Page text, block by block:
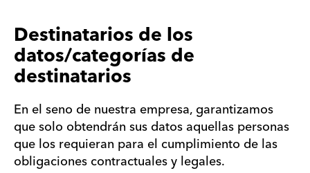
Destinatarios de los
datos/categorías de
destinatarios
En el seno de nuestra empresa, garantizamos
que solo obtendrán sus datos aquellas personas
que los requieran para el cumplimiento de las
obligaciones contractuales y legales.